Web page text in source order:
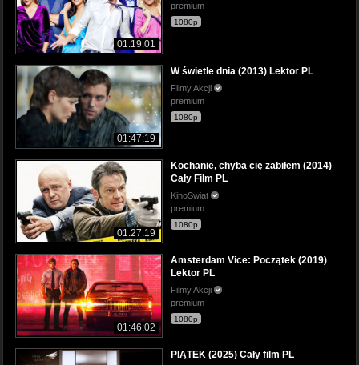
01:19:01
premium
1080p
01:47:19
W świetle dnia (2013) Lektor PL
Filmy Akcji
premium
1080p
01:27:19
Kochanie, chyba cię zabiłem (2014)
Cały Film PL
KinoSwiat
premium
1080p
01:46:02
Amsterdam Vice: Początek (2019)
Lektor PL
Filmy Akcji
premium
1080p
PIĄTEK (2025) Cały film PL